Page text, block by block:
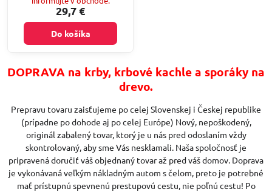
29,7 €
Do košíka
DOPRAVA na krby, krbové kachle a sporáky na
drevo.
Prepravu tovaru zaisťujeme po celej Slovenskej i Českej republike
(prípadne po dohode aj po celej Európe) Nový, nepoškodený,
originál zabalený tovar, ktorý je u nás pred odoslaním vždy
skontrolovaný, aby sme Vás nesklamali. Naša spoločnosť je
pripravená doručiť váš objednaný tovar až pred váš domov. Doprava
je vykonávaná veľkým nákladným autom s čelom, preto je potrebné
mať prístupnú spevnenú prestupovú cestu, nie poľnú cestu! Po